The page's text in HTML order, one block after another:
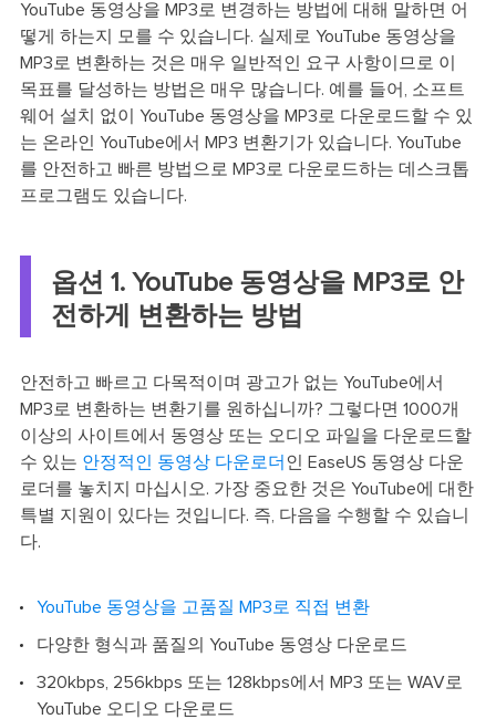
YouTube 동영상을 MP3로 변경하는 방법에 대해 말하면 어
떻게 하는지 모를 수 있습니다. 실제로 YouTube 동영상을
MP3로 변환하는 것은 매우 일반적인 요구 사항이므로 이
목표를 달성하는 방법은 매우 많습니다. 예를 들어, 소프트
웨어 설치 없이 YouTube 동영상을 MP3로 다운로드할 수 있
는 온라인 YouTube에서 MP3 변환기가 있습니다. YouTube
를 안전하고 빠른 방법으로 MP3로 다운로드하는 데스크톱
프로그램도 있습니다.
옵션 1. YouTube 동영상을 MP3로 안
전하게 변환하는 방법
안전하고 빠르고 다목적이며 광고가 없는 YouTube에서
MP3로 변환하는 변환기를 원하십니까? 그렇다면 1000개
이상의 사이트에서 동영상 또는 오디오 파일을 다운로드할
수 있는 안정적인 동영상 다운로더 인 EaseUS 동영상 다운
로더를 놓치지 마십시오. 가장 중요한 것은 YouTube에 대한
특별 지원이 있다는 것입니다. 즉, 다음을 수행할 수 있습니
다.
YouTube 동영상을 고품질 MP3로 직접 변환
다양한 형식과 품질의 YouTube 동영상 다운로드
320kbps, 256kbps 또는 128kbps에서 MP3 또는 WAV로
YouTube 오디오 다운로드